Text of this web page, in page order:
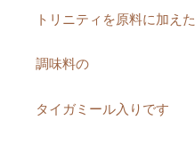
トリニティを原料に加えた
調味料の
タイガミール入りです